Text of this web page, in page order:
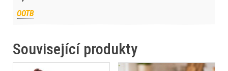
OOTB
Související produkty